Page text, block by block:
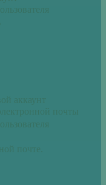
аккаунт
почты
почте.